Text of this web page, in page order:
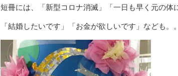
短冊には、「新型コロナ消滅」「一日も早く元の体
「結婚したいです」「お金が欲しいです」なども。